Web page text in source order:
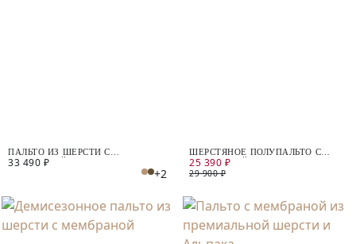
ПАЛЬТО ИЗ ШЕРСТИ С
МЕМБРАНОЙ
33 490 ₽
+2
ШЕРСТЯНОЕ ПОЛУПАЛЬТО С
МЕМБРАНОЙ
25 390 ₽
29 900 ₽